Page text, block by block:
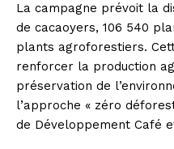
La campagne prévoit la
de cacaoyers, 106 540
plants agroforestiers.
renforcer la production
préservation de
l’approche « zéro
de Développement Café